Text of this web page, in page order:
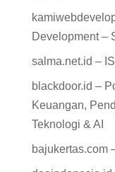
Development –
salma.net.id –
blackdoor.id –
Keuangan,
Teknologi & AI
bajukertas.com